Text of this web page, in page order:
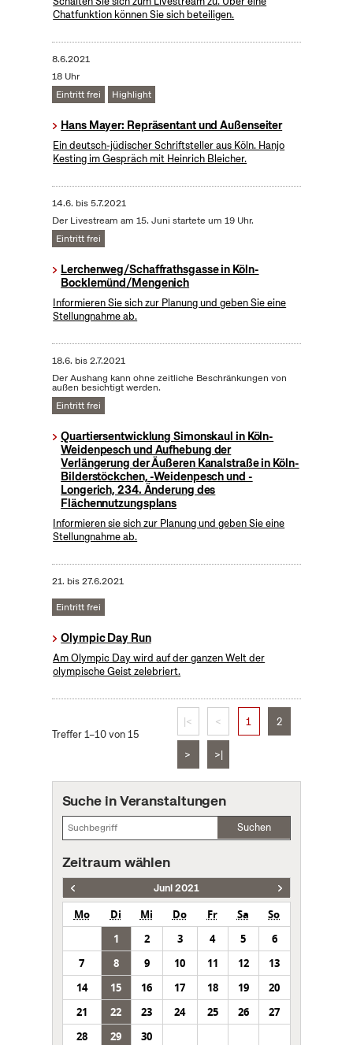
Chatfunktion können Sie sich beteiligen.
8.6.2021
18 Uhr
Eintritt frei
Highlight
Hans Mayer: Repräsentant und Außenseiter
Ein deutsch-jüdischer Schriftsteller aus Köln. Hanjo
Kesting im Gespräch mit Heinrich Bleicher.
14.6. bis5.7.2021
Der Livestream am 15. Juni startete um 19 Uhr.
Eintritt frei
Lerchenweg/Schaffrathsgasse in Köln-
Bocklemünd/Mengenich
Informieren Sie sich zur Planung und geben Sie eine
Stellungnahme ab.
18.6. bis2.7.2021
Der Aushang kann ohne zeitliche Beschränkungen von
außen besichtigt werden.
Eintritt frei
Quartiersentwicklung Simonskaul in Köln-
Weidenpesch und Aufhebung der
Verlängerung der Äußeren Kanalstraße in Köln-
Bilderstöckchen, -Weidenpesch und -
Longerich, 234. Änderung des
Flächennutzungsplans
Informieren sie sich zur Planung und geben Sie eine
Stellungnahme ab.
21. bis27.6.2021
Eintritt frei
Olympic Day Run
Am Olympic Day wird auf der ganzen Welt der
olympische Geist zelebriert.
Treffer 1–10 von 15
|< < 1 2
> >|
Suche in Veranstaltungen
Suchen
Zeitraum wählen
Juni 2021
Mo Di Mi Do Fr Sa
So
1
2 3 4 5
6
7
8 9 10 11 12
13
14
15 16 17 18 19
20
21
22 23 24 25 26
27
28
29 30